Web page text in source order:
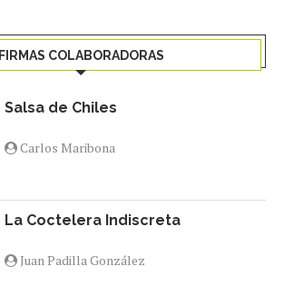
FIRMAS COLABORADORAS
Salsa de Chiles
Carlos Maribona
La Coctelera Indiscreta
Juan Padilla González